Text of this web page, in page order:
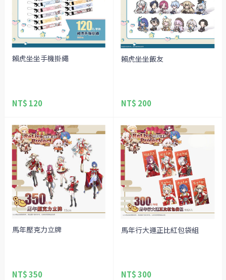
賴虎坐坐手機掛繩
NT$ 120
賴虎坐坐飯友
NT$ 200
馬年壓克力立牌
NT$ 350
馬年行大運正比紅包袋組
NT$ 300